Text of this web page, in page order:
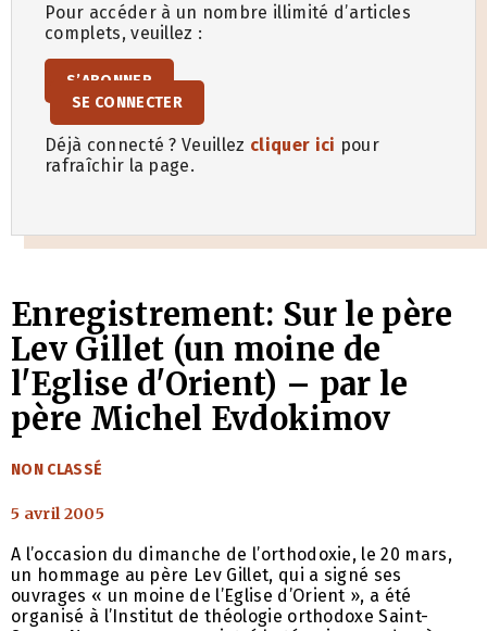
Pour accéder à un nombre illimité d’articles
complets, veuillez :
S’ABONNER
SE CONNECTER
Déjà connecté ? Veuillez cliquer ici pour
rafraîchir la page.
Enregistrement: Sur le père
Lev Gillet (un moine de
l'Eglise d'Orient) – par le
père Michel Evdokimov
CATÉGORIES
NON CLASSÉ
5 avril 2005
A l’occasion du dimanche de l’orthodoxie, le 20 mars,
un hommage au père Lev Gillet, qui a signé ses
ouvrages « un moine de l’Eglise d’Orient », a été
organisé à l’Institut de théologie orthodoxe Saint-